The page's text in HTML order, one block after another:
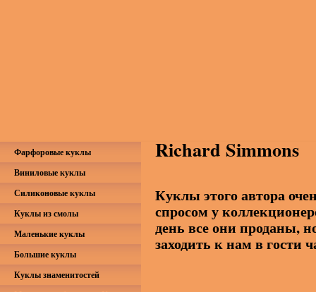
Richard Simmons
Куклы этого автора
спросом у
день все они проданы,
заходить к нам в гости
Фарфоровые куклы
Виниловые куклы
Силиконовые куклы
Куклы из смолы
Маленькие куклы
Большие куклы
Куклы знаменитостей